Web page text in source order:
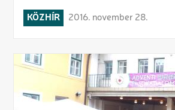
KÖZHÍR 2016. november 28.